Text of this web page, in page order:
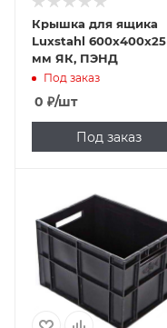
Крышка для ящика
Luxstahl 600х400х25
мм ЯК, ПЭНД
Под заказ
0 ₽/шт
Под заказ